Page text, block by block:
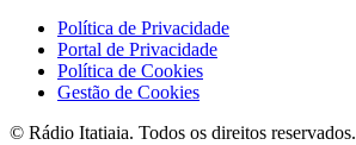
Política de Privacidade
Portal de Privacidade
Política de Cookies
Gestão de Cookies
© Rádio Itatiaia. Todos os direitos reservados.